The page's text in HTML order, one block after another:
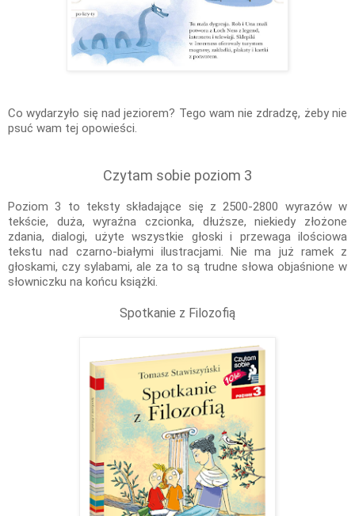
Co wydarzyło się nad jeziorem? Tego wam nie zdradzę, żeby nie
psuć wam tej opowieści.
Czytam sobie poziom 3
Poziom 3 to teksty składające się z 2500-2800 wyrazów w
tekście, duża, wyraźna czcionka, dłuższe, niekiedy złożone
zdania, dialogi, użyte wszystkie głoski i przewaga ilościowa
tekstu nad czarno-białymi ilustracjami. Nie ma już ramek z
głoskami, czy sylabami, ale za to są trudne słowa objaśnione w
słowniczku na końcu książki.
Spotkanie z Filozofią